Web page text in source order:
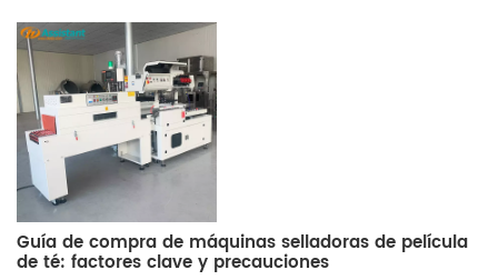
Guía de compra de máquinas selladoras de película
de té: factores clave y precauciones